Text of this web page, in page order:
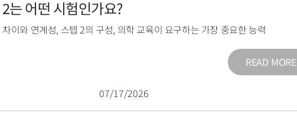
는 어떤 시험인가요?
이와 연계성, 스텝 2의 구성, 의학 교육이 요구하는 가장 중요한 능력
READ MORE
07/17/2026